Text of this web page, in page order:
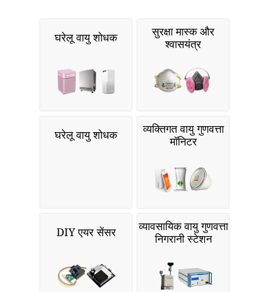
घरेलू वायु शोधक
सुरक्षा मास्क और
श्वासयंत्र
घरेलू वायु शोधक
व्यक्तिगत वायु गुणवत्ता
मॉनिटर
DIY एयर सेंसर
व्यावसायिक वायु गुणवत्ता
निगरानी स्टेशन